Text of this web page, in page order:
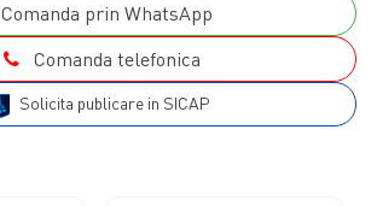
Comanda prin WhatsApp
Comanda telefonica
Solicita publicare in SICAP